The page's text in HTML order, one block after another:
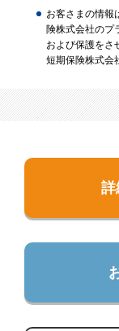
お客さまの情報
険株式会社のプ
および保護をさ
短期保険株式会
詳